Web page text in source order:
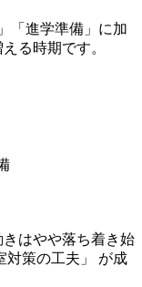
「進学準備」に加
る時期です。
はやや落ち着き始
対策の工夫」 が成